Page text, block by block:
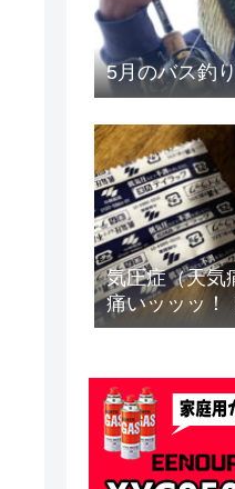
5月のバス釣り
気圧症（天気
痛いッッッ！